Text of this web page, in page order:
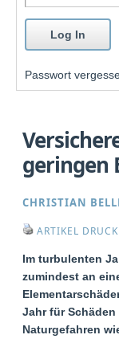
Passwort
geringen
CHRISTIAN
ARTIKEL
Im turbulenten
zumindest an
Jahr für
Naturgefahren